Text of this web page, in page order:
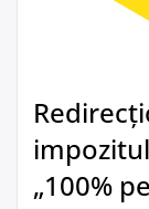
„100%